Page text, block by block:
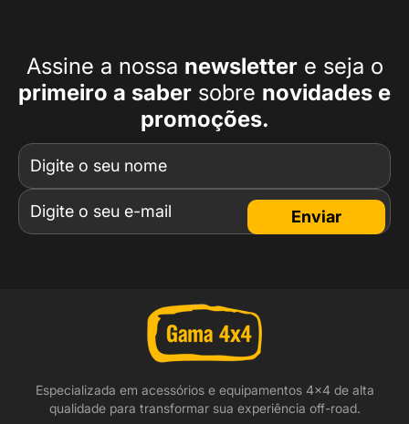
Assine a nossa newslettere seja o
primeiro a saber sobre novidades e
promoções.
Enviar
Especializada em acessórios e equipamentos 4x4 de alta
qualidade para transformar sua experiência off-road.